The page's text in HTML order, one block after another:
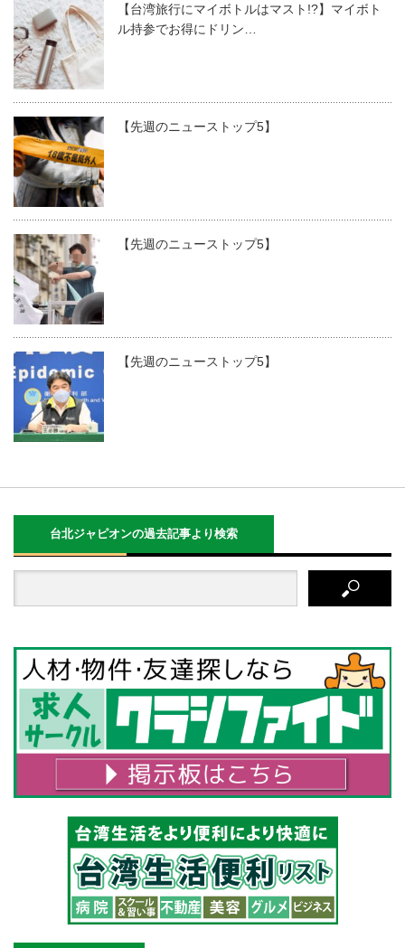
【台湾旅行にマイボトルはマスト!?】マイボト
ル持参でお得にドリン…
【先週のニューストップ5】
【先週のニューストップ5】
【先週のニューストップ5】
台北ジャピオンの過去記事より検索